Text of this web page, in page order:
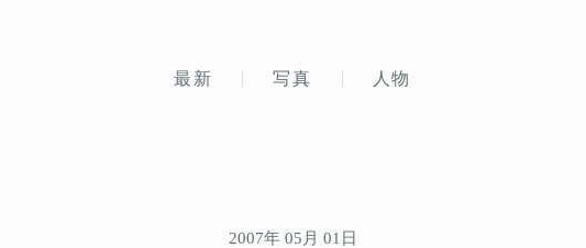
最新 写真 人物
2007年 05月 01日